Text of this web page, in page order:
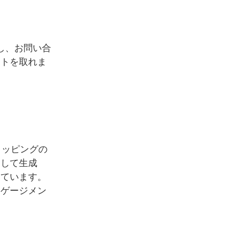
、お問い合
を取れま
ピングの
て生成
います。
ージメン